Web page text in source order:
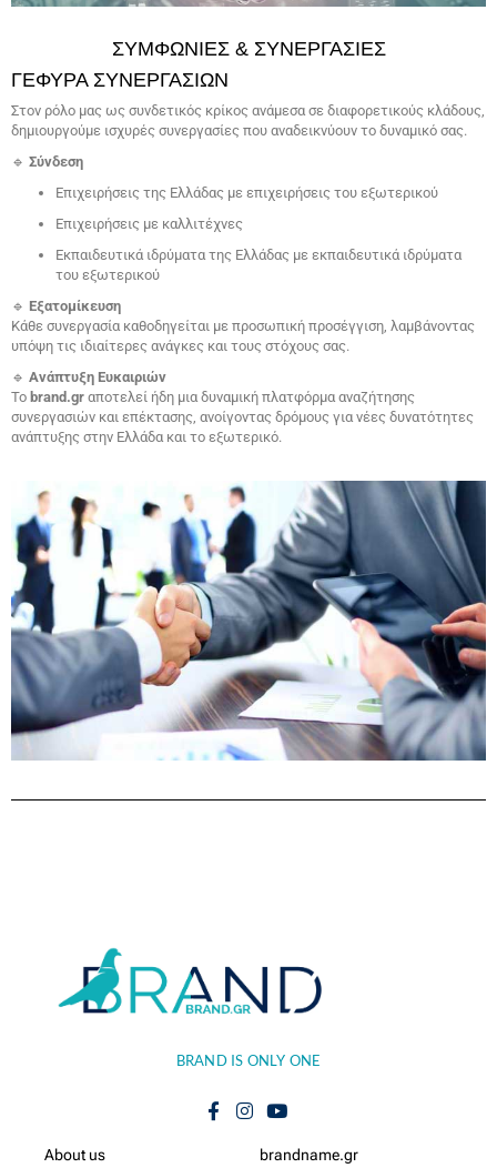
ΣΥΜΦΩΝΊΕΣ & ΣΥΝΕΡΓΑΣΊΕΣ
ΓΈΦΥΡΑ ΣΥΝΕΡΓΑΣΙΏΝ
Στον ρόλο μας ως συνδετικός κρίκος ανάμεσα σε διαφορετικούς κλάδους,
δημιουργούμε ισχυρές συνεργασίες που αναδεικνύουν το δυναμικό σας.
🔹 Σύνδεση
Επιχειρήσεις της Ελλάδας με επιχειρήσεις του εξωτερικού
Επιχειρήσεις με καλλιτέχνες
Εκπαιδευτικά ιδρύματα της Ελλάδας με εκπαιδευτικά ιδρύματα
του εξωτερικού
🔹 Εξατομίκευση
Κάθε συνεργασία καθοδηγείται με προσωπική προσέγγιση, λαμβάνοντας
υπόψη τις ιδιαίτερες ανάγκες και τους στόχους σας.
🔹 Ανάπτυξη Ευκαιριών
Το brand.gr αποτελεί ήδη μια δυναμική πλατφόρμα αναζήτησης
συνεργασιών και επέκτασης, ανοίγοντας δρόμους για νέες δυνατότητες
ανάπτυξης στην Ελλάδα και το εξωτερικό.
BRAND IS ONLY ONE
Αbout us
brandname.gr